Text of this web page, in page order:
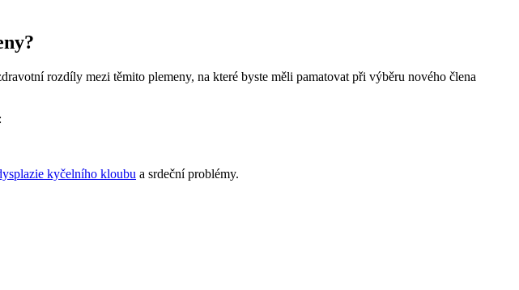
rozdíly mezi těmito plemeny, na které byste měli pamatovat při výběru nového člena
kyčelního kloubu a srdeční problémy.